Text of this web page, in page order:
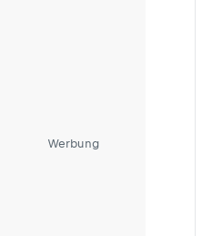
Werbung